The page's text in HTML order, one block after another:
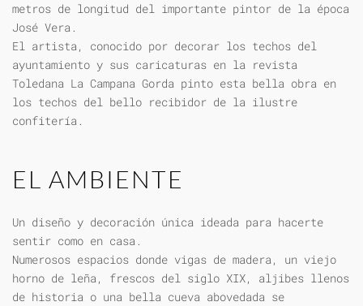
metros de longitud del importante pintor de la época
José Vera.
El artista, conocido por decorar los techos del
ayuntamiento y sus caricaturas en la revista
Toledana La Campana Gorda pinto esta bella obra en
los techos del bello recibidor de la ilustre
confitería.
EL AMBIENTE
Un diseño y decoración única ideada para hacerte
sentir como en casa.
Numerosos espacios donde vigas de madera, un viejo
horno de leña, frescos del siglo XIX, aljibes llenos
de historia o una bella cueva abovedada se